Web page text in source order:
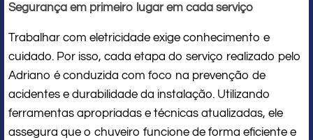
Segurança em primeiro lugar em cada serviço
Trabalhar com eletricidade exige conhecimento e
cuidado. Por isso, cada etapa do serviço realizado pelo
Adriano é conduzida com foco na prevenção de
acidentes e durabilidade da instalação. Utilizando
ferramentas apropriadas e técnicas atualizadas, ele
assegura que o chuveiro funcione de forma eficiente e